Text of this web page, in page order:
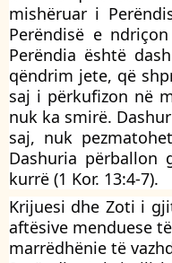
mishëruar i
Perëndisë e
Perëndia është
qëndrim jete, që
saj i përkufizon në
nuk ka smirë.
saj, nuk
Dashuria përballon
kurrë (1 Kor. 13:4-7).
Krijuesi dhe Zoti i
aftësive menduese
marrëdhënie të